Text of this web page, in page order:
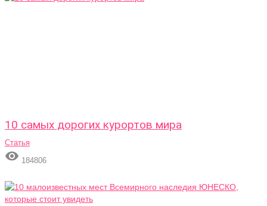
10 самых дорогих курортов мира
Статья
 184806